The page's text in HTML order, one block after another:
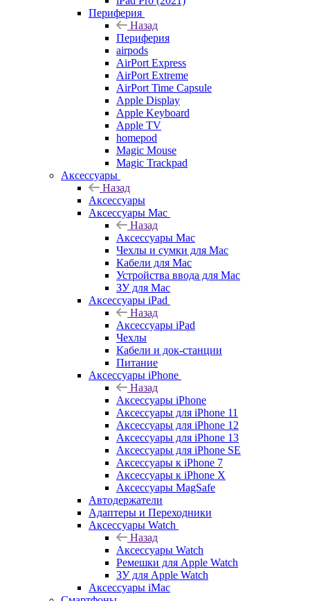
Периферия
Назад
Периферия
airpods
AirPort Express
AirPort Extreme
AirPort Time Capsule
Apple Display
Apple Keyboard
Apple TV
homepod
Magic Mouse
Magic Trackpad
Аксессуары
Назад
Аксессуары
Аксессуары Mac
Назад
Аксессуары Mac
Чехлы и сумки для Mac
Кабели для Mac
Устройства ввода для Mac
ЗУ для Mac
Аксессуары iPad
Назад
Аксессуары iPad
Чехлы
Кабели и док-станции
Питание
Аксессуары iPhone
Назад
Аксессуары iPhone
Аксессуары для iPhone 11
Аксессуары для iPhone 12
Аксессуары для iPhone 13
Аксессуары для iPhone SE
Аксессуары к iPhone 7
Аксессуары к iPhone X
Аксессуары MagSafe
Автодержатели
Адаптеры и Переходники
Аксессуары Watch
Назад
Аксессуары Watch
Ремешки для Apple Watch
ЗУ для Apple Watch
Аксессуары iMac